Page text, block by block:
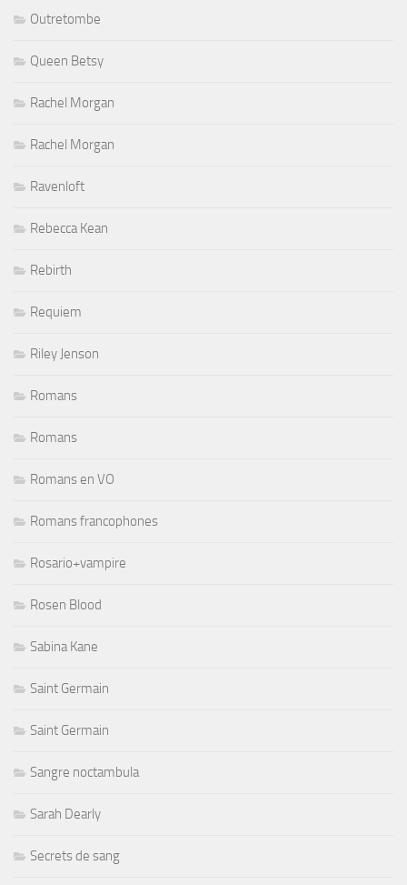
Outretombe
Queen Betsy
Rachel Morgan
Rachel Morgan
Ravenloft
Rebecca Kean
Rebirth
Requiem
Riley Jenson
Romans
Romans
Romans en VO
Romans francophones
Rosario+vampire
Rosen Blood
Sabina Kane
Saint Germain
Saint Germain
Sangre noctambula
Sarah Dearly
Secrets de sang